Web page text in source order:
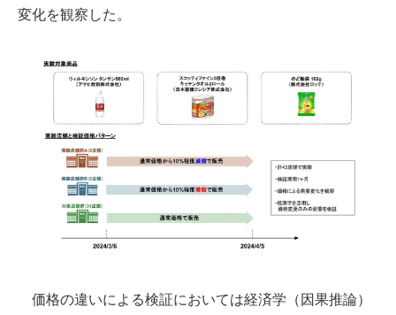
変化を観察した。
価格の違いによる検証においては経済学（因果推論）